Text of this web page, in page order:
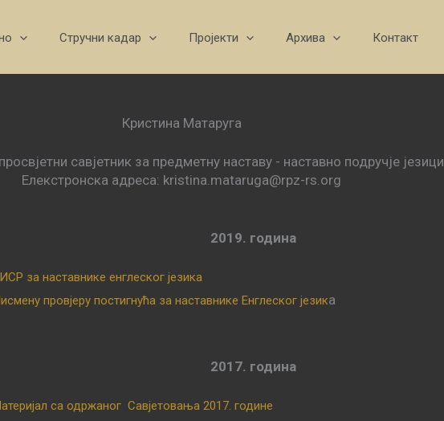
Стручни кадар Пројекти Архива Контакт
Кристина Матаруга
савјетник за предметну наставу - наставно подручје језици
Елекстронска адреса: kristina.mataruga@rpz-rs.org
2019. година
за наставнике енглеског језика
провјеру постигнућа за наставнике Енглеског језика
2017. година
са одржаног Савјетовања 2017. године